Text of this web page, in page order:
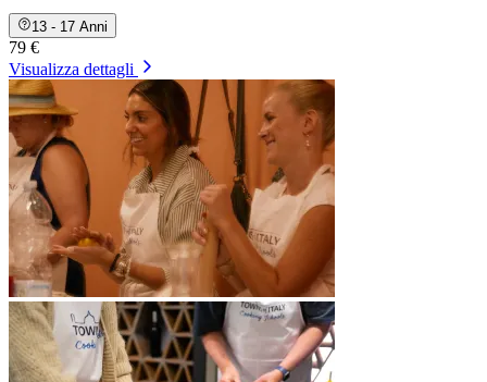
13 - 17 Anni
79 €
Visualizza dettagli